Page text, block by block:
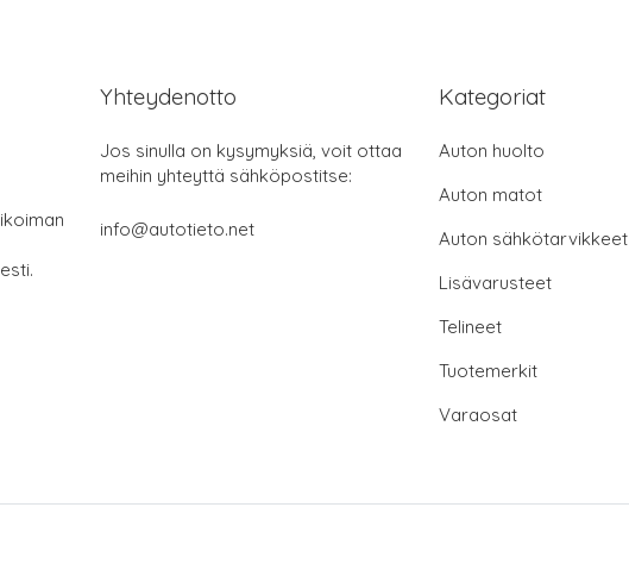
Yhteydenotto
Jos sinulla on kysymyksiä, voit ottaa
meihin yhteyttä sähköpostitse:
info@autotieto.net
Kategoriat
Auton huolto
Auton matot
Auton sähkötarvikkeet
Lisävarusteet
Telineet
Tuotemerkit
Varaosat